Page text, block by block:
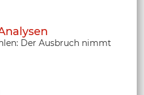
Der Ausbruch nimmt